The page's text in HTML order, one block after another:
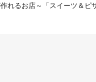
れるお店～「スイーツ＆